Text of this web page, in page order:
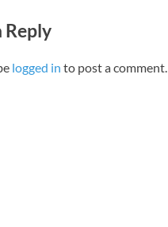
Reply
logged in to post a comment.